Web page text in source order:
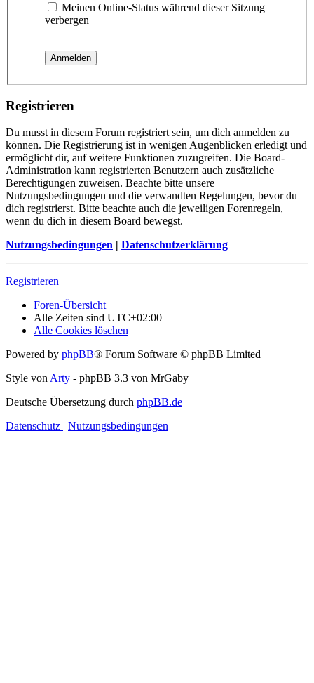
Meinen Online-Status während dieser Sitzung
verbergen
Registrieren
Du musst in diesem Forum registriert sein, um dich anmelden zu
können. Die Registrierung ist in wenigen Augenblicken erledigt und
ermöglicht dir, auf weitere Funktionen zuzugreifen. Die Board-
Administration kann registrierten Benutzern auch zusätzliche
Berechtigungen zuweisen. Beachte bitte unsere
Nutzungsbedingungen und die verwandten Regelungen, bevor du
dich registrierst. Bitte beachte auch die jeweiligen Forenregeln,
wenn du dich in diesem Board bewegst.
Nutzungsbedingungen | Datenschutzerklärung
Registrieren
Foren-Übersicht
Alle Zeiten sind UTC+02:00
Alle Cookies löschen
Powered by phpBB® Forum Software © phpBB Limited
Style vonArty - phpBB 3.3 von MrGaby
Deutsche Übersetzung durch phpBB.de
Datenschutz | Nutzungsbedingungen